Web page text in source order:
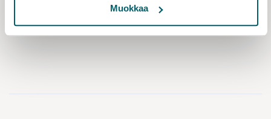
Muokkaa
elisa.rantoharju(at)tieteentekijat.fi.